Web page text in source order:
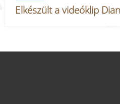
Elkészült a videóklip